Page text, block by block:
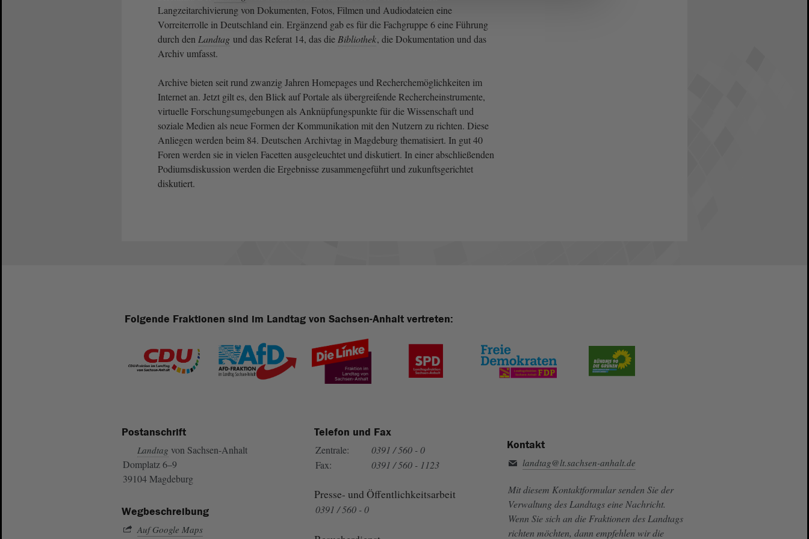
Langzeitarchivierung von Dokumenten, Fotos, Filmen und Audiodateien eine
Vorreiterrolle in Deutschland ein. Ergänzend gab es für die Fachgruppe 6 eine Führung
durch den Landtag und das Referat 14, das die Bibliothek, die Dokumentation und das
Archiv umfasst.
Archive bieten seit rund zwanzig Jahren Homepages und Recherchemöglichkeiten im
Internet an. Jetzt gilt es, den Blick auf Portale als übergreifende Rechercheinstrumente,
virtuelle Forschungsumgebungen als Anknüpfungspunkte für die Wissenschaft und
soziale Medien als neue Formen der Kommunikation mit den Nutzern zu richten. Diese
Anliegen werden beim 84. Deutschen Archivtag in Magdeburg thematisiert. In gut 40
Foren werden sie in vielen Facetten ausgeleuchtet und diskutiert. In einer abschließenden
Podiumsdiskussion werden die Ergebnisse zusammengeführt und zukunftsgerichtet
diskutiert.
Folgende Fraktionen sind im Landtag von Sachsen-Anhalt vertreten:
Postanschrift
Landtag von Sachsen-Anhalt
Domplatz 6–9
39104 Magdeburg
Wegbeschreibung
Auf Google Maps
Telefon und Fax
Zentrale:
0391 / 560 - 0
Fax:
0391 / 560 - 1123
Presse- und Öffentlichkeitsarbeit
0391 / 560 - 0
Kontakt
landtag@lt.sachsen-anhalt.de
Mit diesem Kontaktformular senden Sie der
Verwaltung des Landtags eine Nachricht.
Wenn Sie sich an die Fraktionen des Landtags
richten möchten, dann empfehlen wir die